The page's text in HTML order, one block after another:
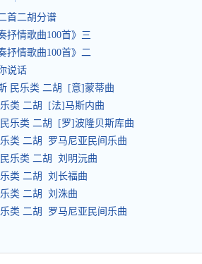
首二胡分谱
抒情歌曲100首》三
抒情歌曲100首》二
说话
民乐类 二胡 [意]蒙蒂曲
类 二胡 [法]马斯内曲
乐类 二胡 [罗]波隆贝斯库曲
类 二胡 罗马尼亚民间乐曲
乐类 二胡 刘明沅曲
类 二胡 刘长福曲
类 二胡 刘洙曲
类 二胡 罗马尼亚民间乐曲